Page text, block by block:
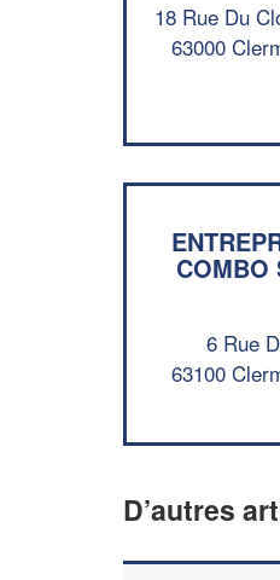
18 Rue Du
63000
COMBO
6 Rue
63100
D’autres